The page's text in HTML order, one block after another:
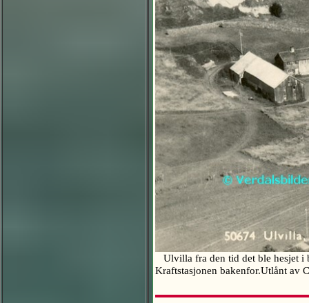
Ulvilla fra den tid det ble hesjet i
Kraftstasjonen bakenfor.Utlånt av